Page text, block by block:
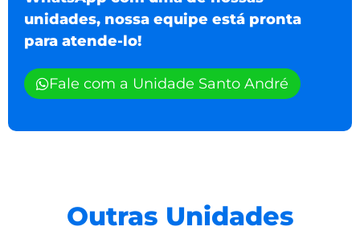
unidades, nossa equipe está pronta
para atende-lo!
Fale com a Unidade Santo André
Outras Unidades